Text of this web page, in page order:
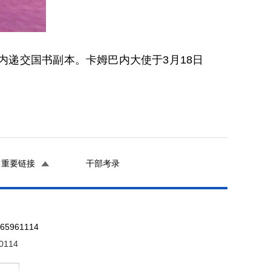
递交国书副本。卡姆巴内大使于3月18日
重要链接 干部考录